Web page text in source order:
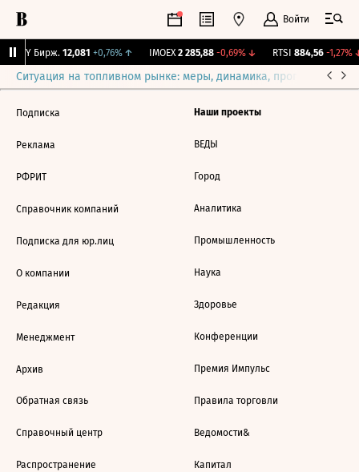
Войти
CNY Бирж. 12,081 +0,76%↑ IMOEX 2 285,88 -0,69%↓ RTSI 884,56 -1,27%↓
Ситуация на топливном рынке: меры, динамика, прогнозы
Подписка
Реклама
РФРИТ
Справочник компаний
Подписка для юр.лиц
О компании
Редакция
Менеджмент
Архив
Обратная связь
Справочный центр
Распространение
Наши проекты
ВЕДЫ
Город
Аналитика
Промышленность
Наука
Здоровье
Конференции
Премия Импульс
Правила торговли
Ведомости&
Капитал